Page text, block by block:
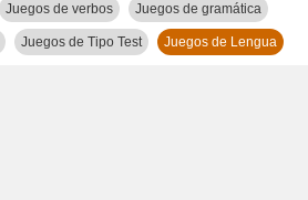
Juegos de verbos Juegos de gramática
Juegos de Tipo Test Juegos de Lengua